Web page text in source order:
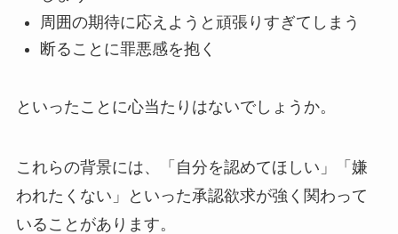
周囲の期待に応えようと頑張りすぎてしまう
断ることに罪悪感を抱く
といったことに心当たりはないでしょうか。
これらの背景には、「自分を認めてほしい」「嫌
われたくない」といった承認欲求が強く関わって
いることがあります。